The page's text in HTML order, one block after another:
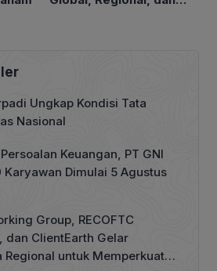
Ungkap Kondisi Tata
Nasional
Keuangan, PT GNI
Karyawan Dimulai 5 Agustus
Group, RECOFTC
dan ClientEarth Gelar
Regional untuk Memperkuat